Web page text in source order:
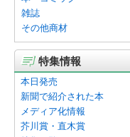
雑誌
その他商材
特集情報
本日発売
新聞で紹介された本
メディア化情報
芥川賞・直木賞